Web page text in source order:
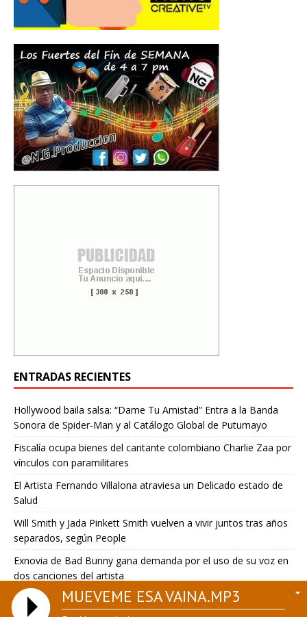
ENTRADAS RECIENTES
Hollywood baila salsa: “Dame Tu Amistad” Entra a la Banda
Sonora de Spider-Man y al Catálogo Global de Putumayo
Fiscalía ocupa bienes del cantante colombiano Charlie Zaa por
vínculos con paramilitares
El Artista Fernando Villalona atraviesa un Delicado estado de
Salud
Will Smith y Jada Pinkett Smith vuelven a vivir juntos tras años
separados, según People
Exnovia de Bad Bunny gana demanda por el uso de su voz en
dos canciones del artista
MUEVEME ESA VAINA.MP3